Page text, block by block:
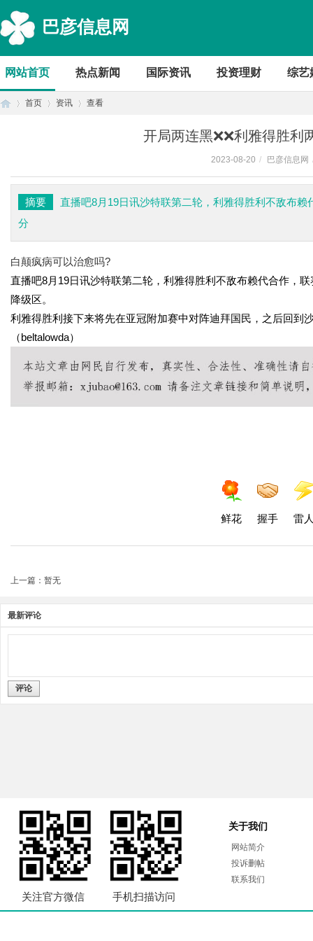
巴彦信息网
网站首页 热点新闻 国际资讯 投资理财 综艺
首页 资讯 查看
开局两连黑❌❌利雅得胜
2023-08-20 / 巴彦信息网
摘要
直播吧8月19日讯沙特联第二轮，利雅得胜利不敌布
分
白颠疯病可以治愈吗?
直播吧8月19日讯沙特联第二轮，利雅得胜利不敌布赖代合作，
降级区。
利雅得胜利接下来将先在亚冠附加赛中对阵迪拜国民，之后回到
（beltalowda）
鲜花 握手 雷
上一篇：暂无
最新评论
评论
关注官方微信 手机扫描访问
关于我们
网站简介
投诉删帖
联系我们